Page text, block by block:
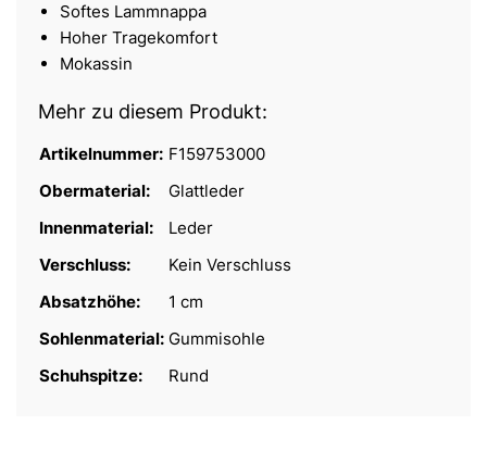
Softes Lammnappa
Hoher Tragekomfort
Mokassin
Mehr zu diesem Produkt:
Artikelnummer: F159753000
Obermaterial:
Glattleder
Innenmaterial:
Leder
Verschluss:
Kein Verschluss
Absatzhöhe:
1 cm
Sohlenmaterial: Gummisohle
Schuhspitze:
Rund